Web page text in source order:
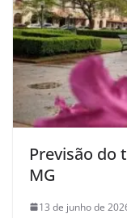
Previsão do
MG
13 de junho de